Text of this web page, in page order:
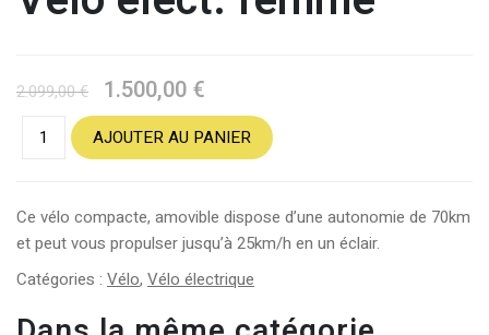
2.099,00€
Original
price
was:
2.099,00 €.
1.500,00 €
price
is:
1.500,00 €.
Ce vélo compacte, amovible dispose d’une autonomie de 70km
et peut vous propulser jusqu’à 25km/h en un éclair.
AJOUTER AU PANIER
Catégories : Vélo, Vélo électrique